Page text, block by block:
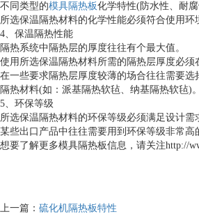
不同类型的模具隔热板化学特性(防水性、耐腐
所选保温隔热材料的化学性能必须符合使用环
4、保温隔热性能
隔热系统中隔热层的厚度往往有个最大值。
使用所选保温隔热材料所需的隔热层厚度必须
在一些要求隔热层厚度较薄的场合往往需要选
隔热材料(如：派基隔热软毡、纳基隔热软毡)。
5、环保等级
所选保温隔热材料的环保等级必须满足设计需
某些出口产品中往往需要用到环保等级非常高
想要了解更多模具隔热板信息，请关注http://
上一篇： 硫化机隔热板特性